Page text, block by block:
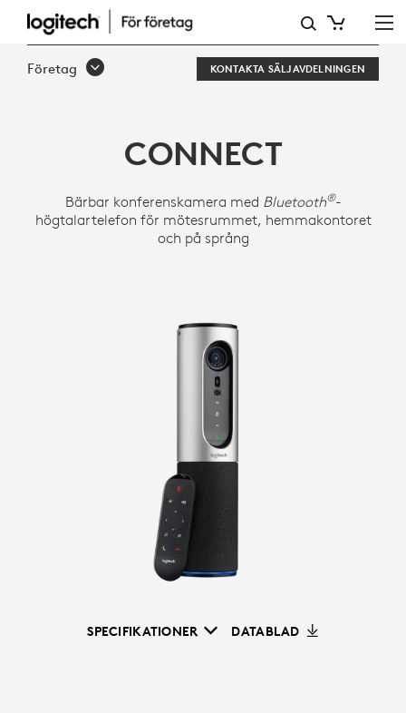
LOGITECH-
KONFERENSKAMERAN
Företag KONTAKTA SÄLJAVDELNINGEN
CONNECT
Bärbar konferenskamera med Bluetooth®-
högtalartelefon för mötesrummet, hemmakontoret
och på språng
SPECIFIKATIONER DATABLAD